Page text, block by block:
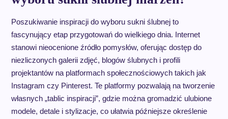
Poszukiwanie inspiracji do wyboru sukni ślubnej to
fascynujący etap przygotowań do wielkiego dnia. Internet
stanowi nieocenione źródło pomysłów, oferując dostęp do
niezliczonych galerii zdjęć, blogów ślubnych i profili
projektantów na platformach społecznościowych takich jak
Instagram czy Pinterest. Te platformy pozwalają na tworzenie
własnych „tablic inspiracji”, gdzie można gromadzić ulubione
modele, detale i stylizacje, co ułatwia późniejsze określenie